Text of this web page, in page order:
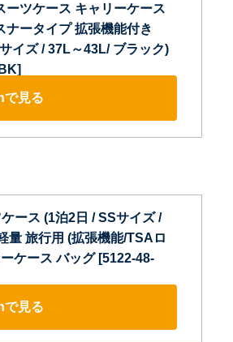
ーツケース キャリーケース
ナータイプ 拡張機能付き
イズ / 37L～43L/ ブラック)
見る
ース (1泊2日 / SSサイズ /
量 旅行用 (拡張機能/TSAロ
ケース バッグ [5122-48-
見る